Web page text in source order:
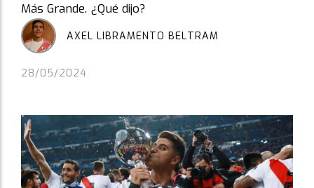
Más Grande. ¿Qué dijo?
28/05/2024
AXEL LIBRAMENTO BELTRAM